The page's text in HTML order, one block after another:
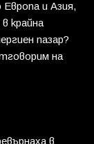
и Азия,
крайна
пазар?
на
в